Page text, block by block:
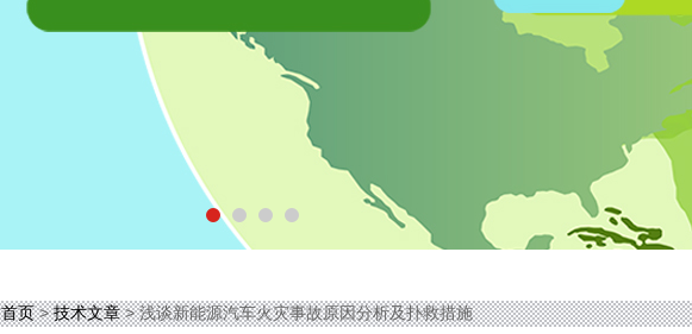
首页>技术文章> 浅谈新能源汽车火灾事故原因分析及扑救措施